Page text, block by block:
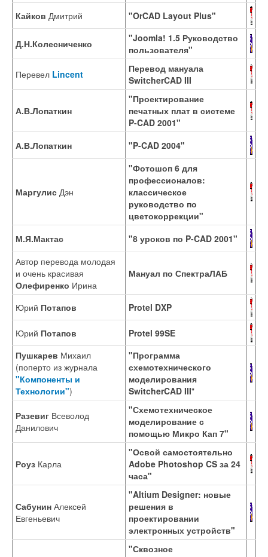
Кайков Дмитрий "OrCAD Layout Plus"
Д.Н.Колесниченко
"Joomla! 1.5 Руководство
пользователя"
Перевел Lincent
Перевод мануала
SwitcherCAD III
А.В.Лопаткин
"Проектирование
печатных плат в системе
P-CAD 2001"
А.В.Лопаткин
"P-CAD 2004"
Маргулис Дэн
"Фотошоп 6 для
профессионалов:
классическое
руководство по
цветокоррекции"
М.Я.Мактас
"8 уроков по P-CAD 2001"
Автор перевода молодая
и очень красивая
Олефиренко Ирина
Мануал по СпектраЛАБ
Юрий Потапов Protel DXP
Юрий Потапов
Protel 99SE
Пушкарев Михаил
(поперто из журнала
"Компоненты и
Технологии")
"Программа
схемотехнического
моделирования
SwitcherCAD III"
Разевиг Всеволод
Данилович
"Схемотехническое
моделирование с
помощью Микро Кап 7"
Роуз Карла
"Освой самостоятельно
Adobe Photoshop CS за 24
часа"
Сабунин Алексей
Евгеньевич
"Altium Designer: новые
решения в
проектировании
электронных устройств"
"Сквозное